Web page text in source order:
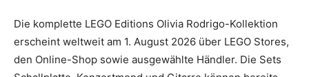
Die komplette LEGO Editions Olivia Rodrigo-Kollektion
erscheint weltweit am 1. August 2026 über LEGO Stores,
den Online-Shop sowie ausgewählte Händler. Die Sets